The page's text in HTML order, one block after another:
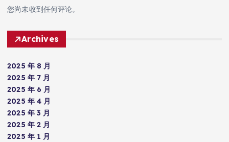
您尚未收到任何评论。
Archives
2025 年 8 月
2025 年 7 月
2025 年 6 月
2025 年 4 月
2025 年 3 月
2025 年 2 月
2025 年 1 月